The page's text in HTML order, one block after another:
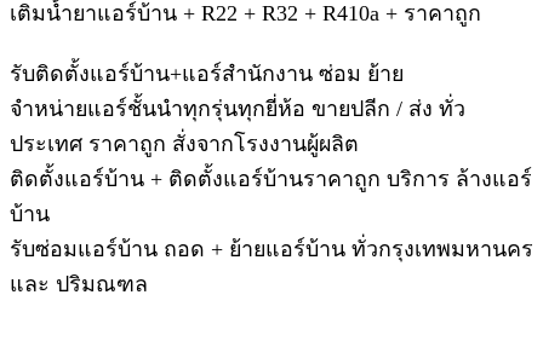
เติมน้ำยาแอร์บ้าน + R22 + R32 + R410a + ราคาถูก
รับติดตั้งแอร์บ้าน+แอร์สำนักงาน ซ่อม ย้าย
จำหน่ายแอร์ชั้นนำทุกรุ่นทุกยี่ห้อ ขายปลีก / ส่ง ทั่ว
ประเทศ ราคาถูก สั่งจากโรงงานผู้ผลิต
ติดตั้งแอร์บ้าน + ติดตั้งแอร์บ้านราคาถูก บริการ ล้างแอร์
บ้าน
รับซ่อมแอร์บ้าน ถอด + ย้ายแอร์บ้าน ทั่วกรุงเทพมหานคร
และ ปริมณฑล